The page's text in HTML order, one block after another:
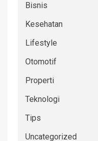
Bisnis
Kesehatan
Lifestyle
Otomotif
Properti
Teknologi
Tips
Uncategorized